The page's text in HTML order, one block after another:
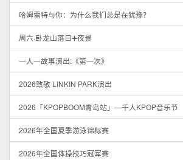
哈姆雷特与你：为什么我们总是在犹豫？
周六·卧龙山落日➕夜景
一人一故事演出:《第一次》
2026致敬 LINKIN PARK演出
2026「KPOPBOOM青岛站」—千人KPOP音乐节
2026年全国夏季游泳锦标赛
2026年全国体操技巧冠军赛